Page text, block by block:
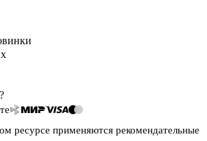
ресурсе применяются рекомендательные